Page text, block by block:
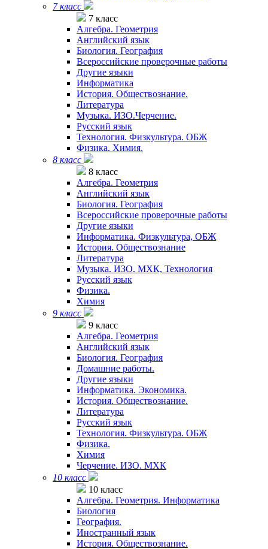
7 класс
7 класс
Алгебра. Геометрия
Английский язык
Биология. География
Всероссийские проверочные работы
Другие языки
Информатика
История. Обществознание.
Литература
Музыка. ИЗО.Черчение.
Русский язык
Технология. Физкультура. ОБЖ
Физика. Химия.
8 класс
8 класс
Алгебра. Геометрия
Английский язык
Биология. География
Всероссийские проверочные работы
Другие языки
Информатика. Физкультура, ОБЖ
История. Обществознание
Литература
Музыка. ИЗО. МХК, Технология
Русский язык
Физика.
Химия
9 класс
9 класс
Алгебра. Геометрия
Английский язык
Биология. География
Домашние работы.
Другие языки
Информатика. Экономика.
История. Обществознание.
Литература
Русский язык
Технология. Физкультура. ОБЖ
Физика.
Химия
Черчение. ИЗО. МХК
10 класс
10 класс
Алгебра. Геометрия. Информатика
Биология
География.
Иностранный язык
История. Обществознание.